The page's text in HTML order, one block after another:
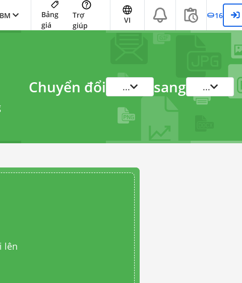
Bảng
giá
Trợ
giúp
VI 16
Chuyển đổi ... sang ...
lên